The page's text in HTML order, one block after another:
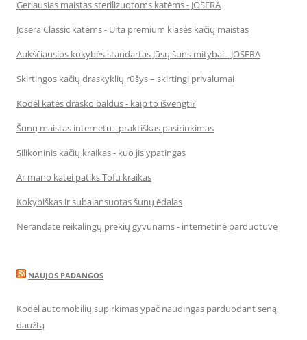
Geriausias maistas sterilizuotoms katėms - JOSERA
Josera Classic katėms - Ulta premium klasės kačių maistas
Aukščiausios kokybės standartas Jūsų šuns mitybai - JOSERA
Skirtingos kačių draskyklių rūšys – skirtingi privalumai
Kodėl katės drasko baldus - kaip to išvengti?
Šunų maistas internetu - praktiškas pasirinkimas
Silikoninis kačių kraikas - kuo jis ypatingas
Ar mano katei patiks Tofu kraikas
Kokybiškas ir subalansuotas šunų ėdalas
Nerandate reikalingų prekių gyvūnams - internetinė parduotuvė
NAUJOS PADANGOS
Kodėl automobilių supirkimas ypač naudingas parduodant seną,
daužtą